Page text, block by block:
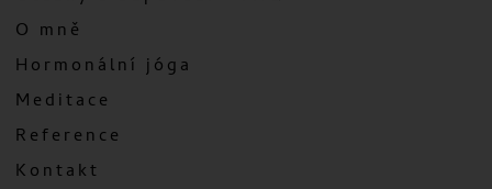
O mně
Hormonální jóga
Meditace
Reference
Kontakt